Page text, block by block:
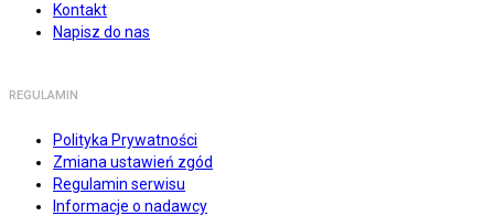
Kontakt
Napisz do nas
REGULAMIN
Polityka Prywatności
Zmiana ustawień zgód
Regulamin serwisu
Informacje o nadawcy